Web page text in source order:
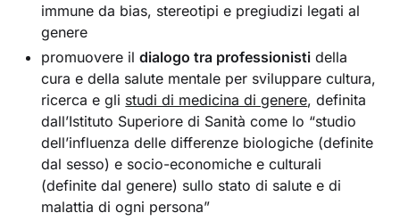
immune da bias, stereotipi e pregiudizi legati al
genere
promuovere ildialogo tra professionisti della
cura e della salute mentale per sviluppare cultura,
ricerca e gli studi di medicina di genere, definita
dall’Istituto Superiore di Sanità come lo “studio
dell’influenza delle differenze biologiche (definite
dal sesso) e socio-economiche e culturali
(definite dal genere) sullo stato di salute e di
malattia di ogni persona”